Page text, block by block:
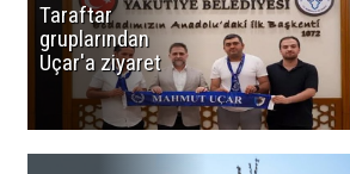
Taraftar
gruplarından
Uçar'a ziyaret